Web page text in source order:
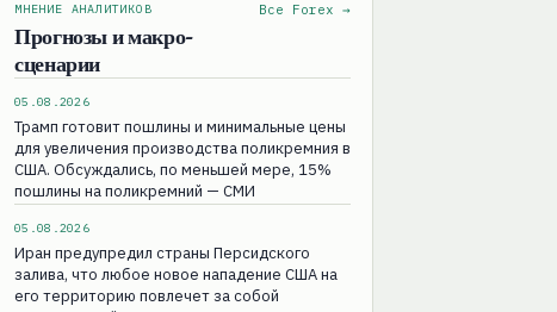
МНЕНИЕ АНАЛИТИКОВ
Прогнозы и макро-
сценарии
Все Forex →
05.08.2026
Трамп готовит пошлины и минимальные цены
для увеличения производства поликремния в
США. Обсуждались, по меньшей мере, 15%
пошлины на поликремний — СМИ
05.08.2026
Иран предупредил страны Персидского
залива, что любое новое нападение США на
его территорию повлечет за собой